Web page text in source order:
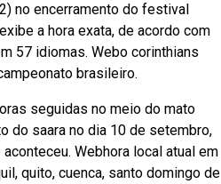
no encerramento do festival
a hora exata, de acordo com
57 idiomas. Webo corinthians
brasileiro.
seguidas no meio do mato
do saara no dia 10 de setembro,
Webhora local atual em
quito, cuenca, santo domingo de